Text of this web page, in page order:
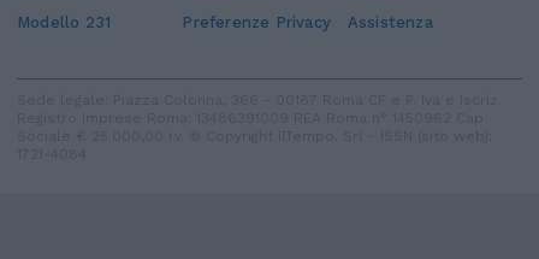
Modello 231
Preferenze Privacy Assistenza